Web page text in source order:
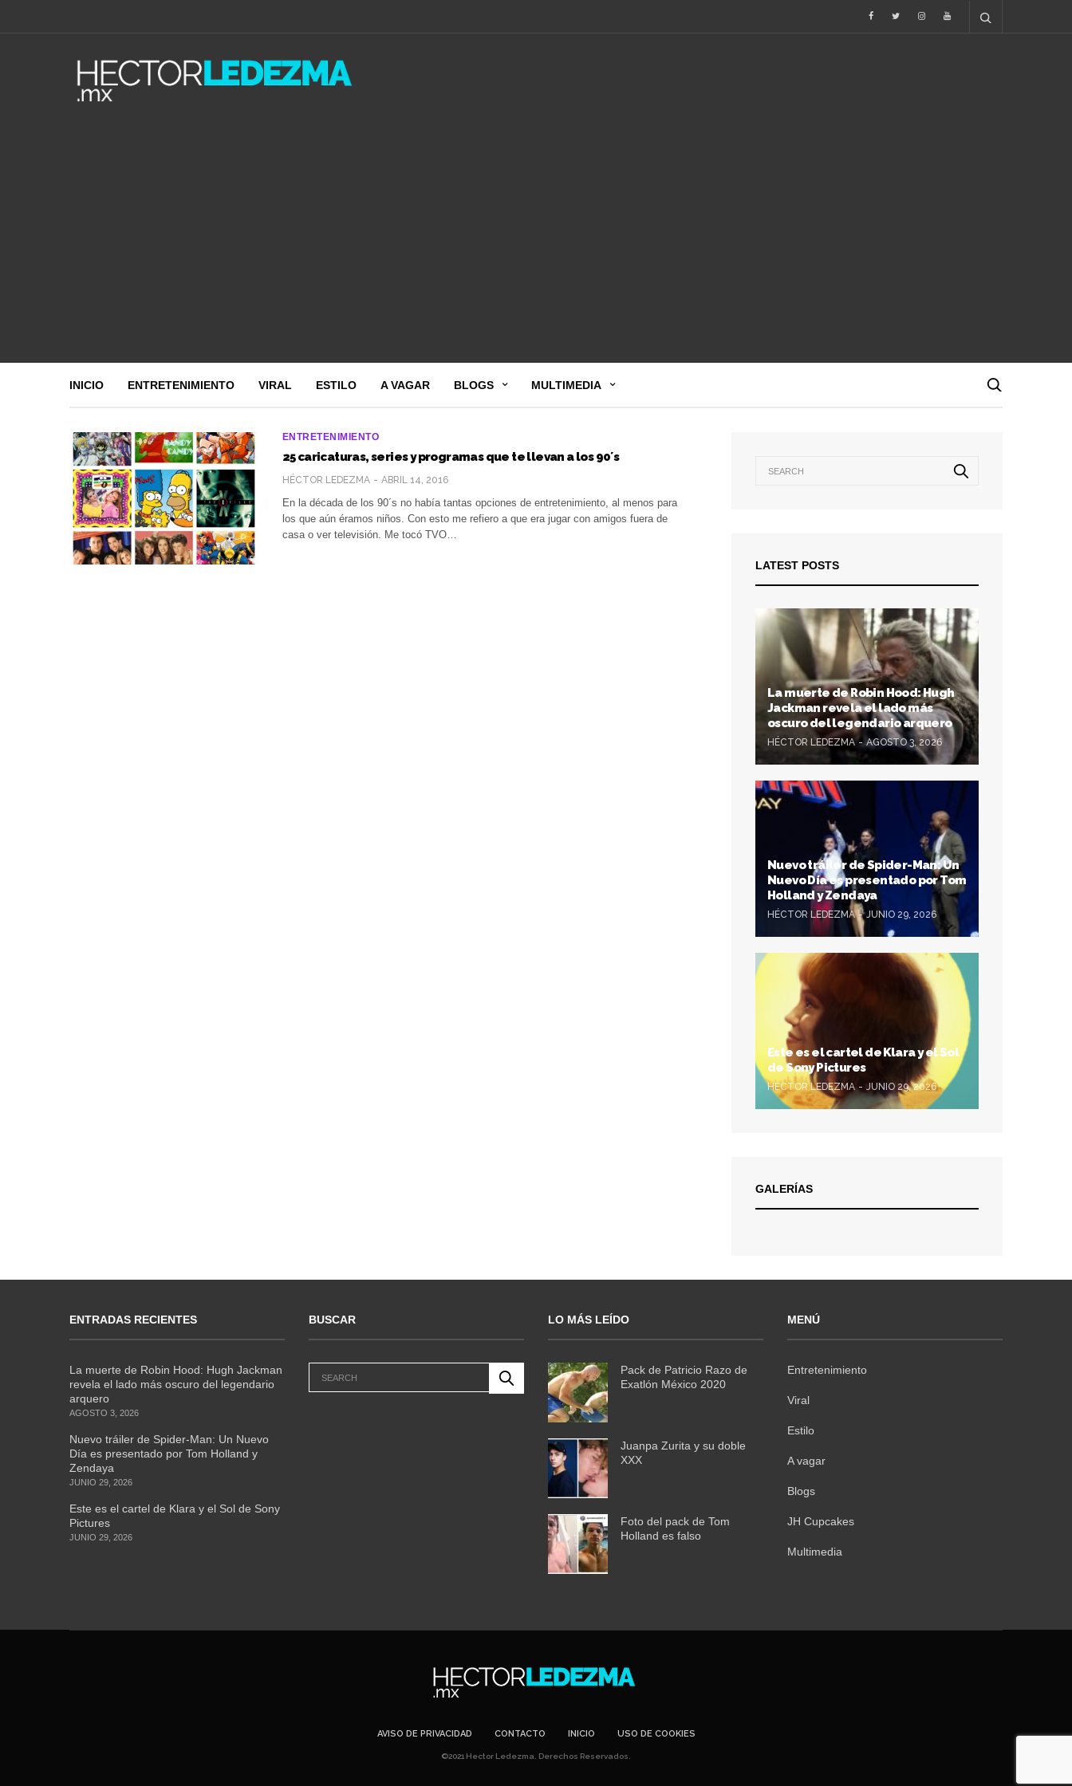
INICIO ENTRETENIMIENTO VIRAL ESTILO A VAGAR BLOGS MULTIMEDIA
ENTRETENIMIENTO
25 caricaturas, series y programas que te llevan a los 90´s
HÉCTOR LEDEZMA ABRIL 14, 2016
En la década de los 90´s no había tantas opciones de entretenimiento, al menos para
los que aún éramos niños. Con esto me refiero a que era jugar con amigos fuera de
casa o ver televisión. Me tocó TVO…
LATEST POSTS
La muerte de Robin Hood: Hugh
Jackman revela el lado más
oscuro del legendario arquero
HÉCTOR LEDEZMA AGOSTO 3, 2026
Nuevo tráiler de Spider-Man: Un
Nuevo Día es presentado por Tom
Holland y Zendaya
HÉCTOR LEDEZMA JUNIO 29, 2026
Este es el cartel de Klara y el Sol
de Sony Pictures
HÉCTOR LEDEZMA JUNIO 29, 2026
GALERÍAS
ENTRADAS RECIENTES
La muerte de Robin Hood: Hugh Jackman
revela el lado más oscuro del legendario
arquero
AGOSTO 3, 2026
Nuevo tráiler de Spider-Man: Un Nuevo
Día es presentado por Tom Holland y
Zendaya
JUNIO 29, 2026
Este es el cartel de Klara y el Sol de Sony
Pictures
JUNIO 29, 2026
BUSCAR LO MÁS LEÍDO
Pack de Patricio Razo de
Exatlón México 2020
Juanpa Zurita y su doble
XXX
Foto del pack de Tom
Holland es falso
MENÚ
Entretenimiento
Viral
Estilo
A vagar
Blogs
JH Cupcakes
Multimedia
AVISO DE PRIVACIDAD CONTACTO INICIO USO DE COOKIES
©2021 Hector Ledezma. Derechos Reservados.